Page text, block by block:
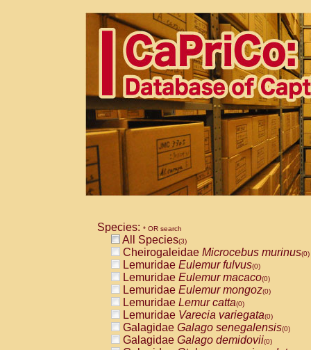
Species: * OR search
All Species(3)
Cheirogaleidae Microcebus murinus(0)
Lemuridae Eulemur fulvus(0)
Lemuridae Eulemur macaco(0)
Lemuridae Eulemur mongoz(0)
Lemuridae Lemur catta(0)
Lemuridae Varecia variegata(0)
Galagidae Galago senegalensis(0)
Galagidae Galago demidovii(0)